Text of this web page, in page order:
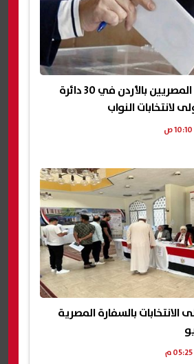
انطلاق تصويت المصريين بالأردن في 30 دائرة
لانتخابات النواب
الانتخابات بالسفارة المصرية